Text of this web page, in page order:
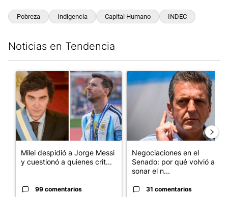
Pobreza Indigencia Capital Humano INDEC
Noticias en Tendencia
Un artículo de tendencia con el título "Milei despidió a Jorge
Milei despidió a Jorge Messi
y cuestionó a quienes crit...
99 comentarios
Un artículo de tendencia
Negociaciones en el
Senado: por qué volvió a
sonar el n...
31 comentarios